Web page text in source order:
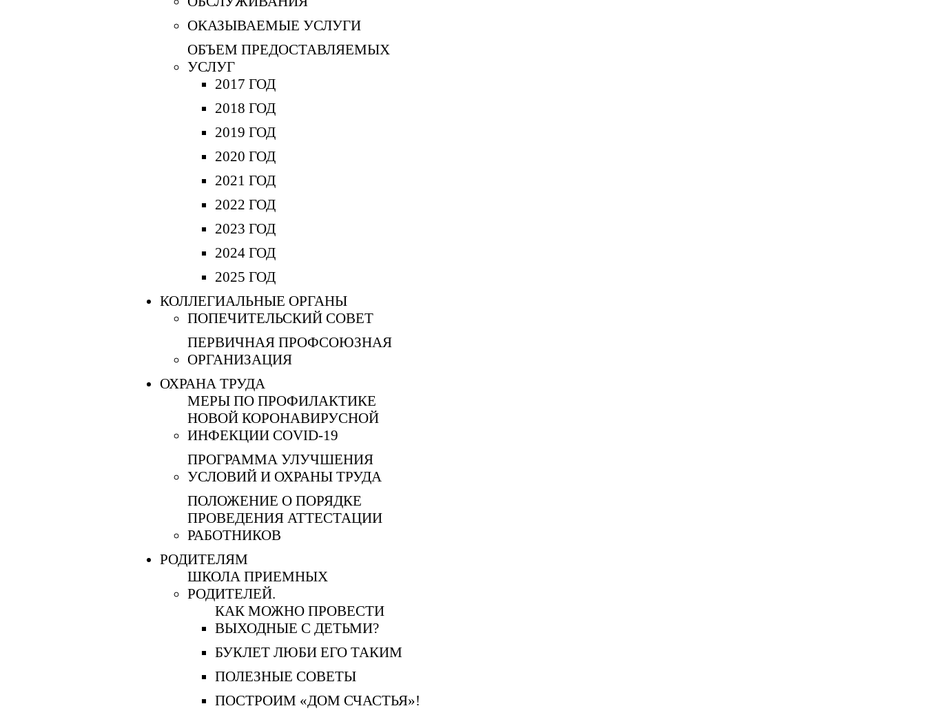
ОКАЗЫВАЕМЫЕ УСЛУГИ
ОБЪЕМ ПРЕДОСТАВЛЯЕМЫХ
УСЛУГ
2017 ГОД
2018 ГОД
2019 ГОД
2020 ГОД
2021 ГОД
2022 ГОД
2023 ГОД
2024 ГОД
2025 ГОД
КОЛЛЕГИАЛЬНЫЕ ОРГАНЫ
ПОПЕЧИТЕЛЬСКИЙ СОВЕТ
ПЕРВИЧНАЯ ПРОФСОЮЗНАЯ
ОРГАНИЗАЦИЯ
ОХРАНА ТРУДА
МЕРЫ ПО ПРОФИЛАКТИКЕ
НОВОЙ КОРОНАВИРУСНОЙ
ИНФЕКЦИИ COVID-19
ПРОГРАММА УЛУЧШЕНИЯ
УСЛОВИЙ И ОХРАНЫ ТРУДА
ПОЛОЖЕНИЕ О ПОРЯДКЕ
ПРОВЕДЕНИЯ АТТЕСТАЦИИ
РАБОТНИКОВ
РОДИТЕЛЯМ
ШКОЛА ПРИЕМНЫХ
РОДИТЕЛЕЙ.
КАК МОЖНО ПРОВЕСТИ
ВЫХОДНЫЕ С ДЕТЬМИ?
БУКЛЕТ ЛЮБИ ЕГО ТАКИМ
ПОЛЕЗНЫЕ СОВЕТЫ
ПОСТРОИМ «ДОМ СЧАСТЬЯ»!